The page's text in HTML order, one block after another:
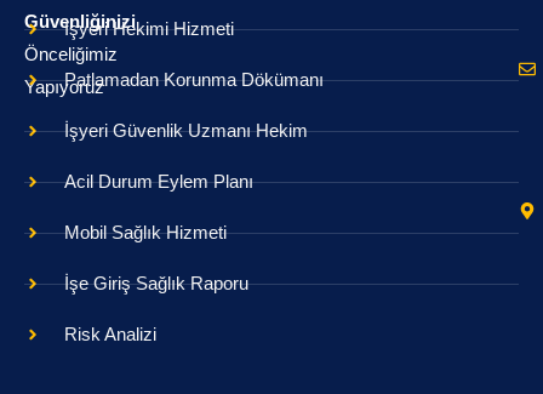
Güvenliğinizi
Önceliğimiz
Yapıyoruz
İşyeri Hekimi Hizmeti
Patlamadan Korunma Dökümanı
İşyeri Güvenlik Uzmanı Hekim
Acil Durum Eylem Planı
Mobil Sağlık Hizmeti
İşe Giriş Sağlık Raporu
Risk Analizi